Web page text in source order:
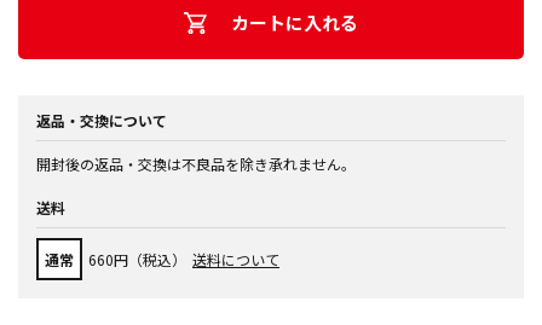
カートに入れる
返品・交換について
開封後の返品・交換は不良品を除き承れません。
送料
通常 660円（税込） 送料について